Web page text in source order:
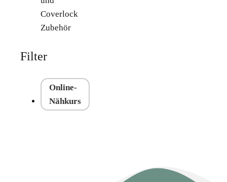
Coverlock
Zubehör
Filter
Online-
Nähkurs